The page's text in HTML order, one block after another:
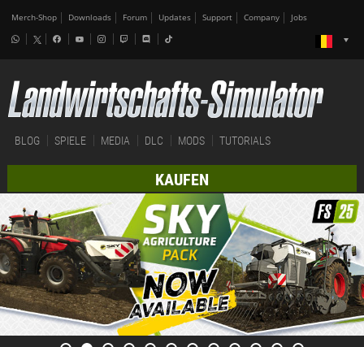
Merch-Shop Downloads Forum Updates Support Company Jobs
BLOG SPIELE MEDIA DLC MODS TUTORIALS
KAUFEN